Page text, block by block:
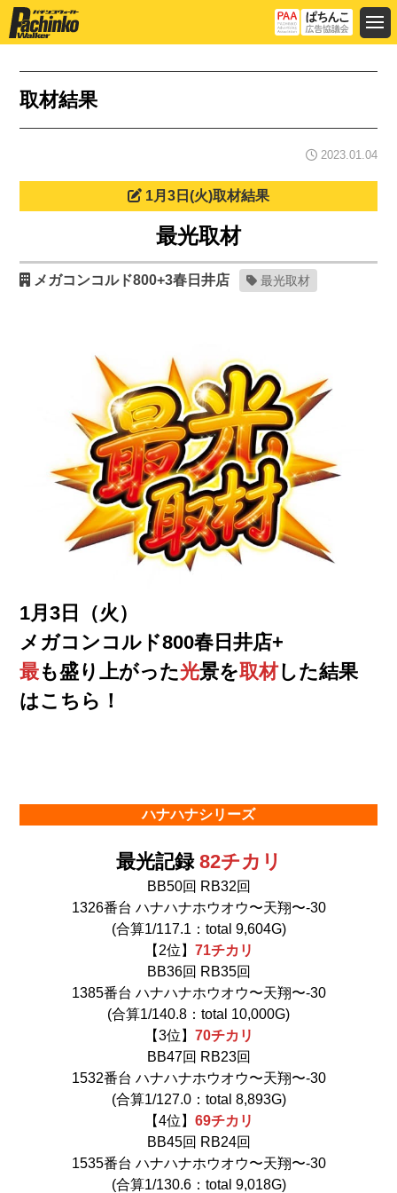
取材結果
2023.01.04
1月3日(火)取材結果
最光取材
メガコンコルド800+3春日井店 最光取材
1月3日（火）
メガコンコルド800春日井店+
最も盛り上がった光景を取材した結果
はこちら！
ハナハナシリーズ
最光記録 82チカリ
BB50回 RB32回
1326番台 ハナハナホウオウ〜天翔〜-30
(合算1/117.1：total 9,604G)
【2位】 71チカリ
BB36回 RB35回
1385番台 ハナハナホウオウ〜天翔〜-30
(合算1/140.8：total 10,000G)
【3位】 70チカリ
BB47回 RB23回
1532番台 ハナハナホウオウ〜天翔〜-30
(合算1/127.0：total 8,893G)
【4位】 69チカリ
BB45回 RB24回
1535番台 ハナハナホウオウ〜天翔〜-30
(合算1/130.6：total 9,018G)